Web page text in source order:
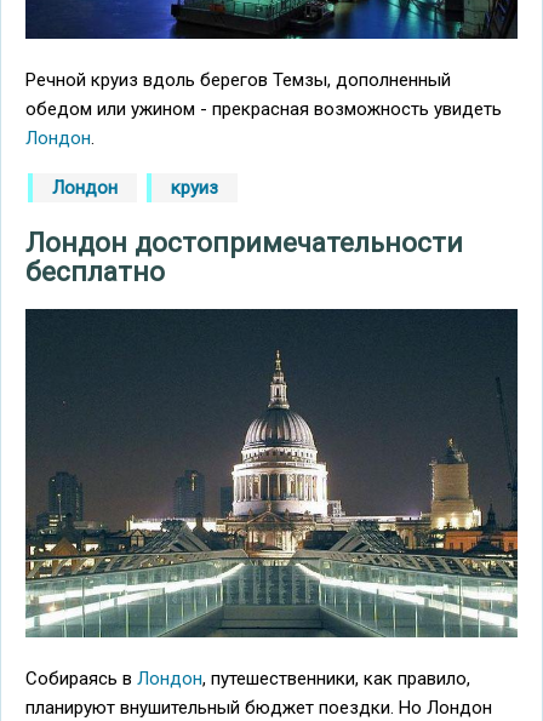
Речной круиз вдоль берегов Темзы, дополненный
обедом или ужином - прекрасная возможность увидеть
Лондон.
Лондон круиз
Лондон достопримечательности
бесплатно
Собираясь в Лондон, путешественники, как правило,
планируют внушительный бюджет поездки. Но Лондон